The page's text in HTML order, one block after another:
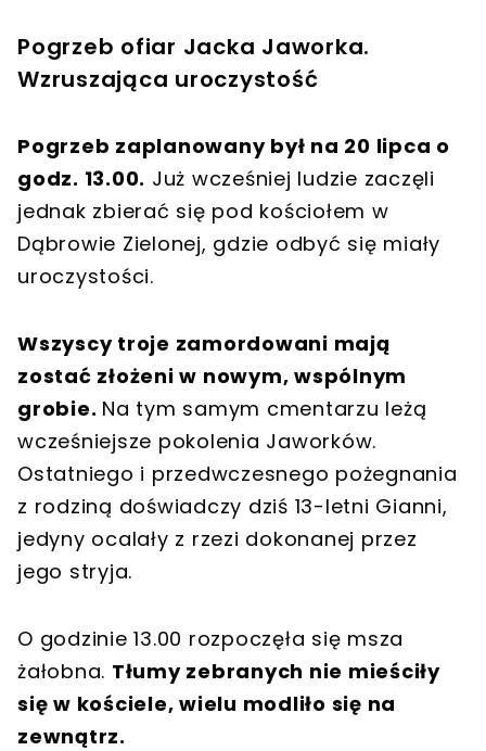
Pogrzeb ofiar Jacka Jaworka.
Wzruszająca uroczystość
Pogrzeb zaplanowany był na 20 lipca o
godz. 13.00. Już wcześniej ludzie zaczęli
jednak zbierać się pod kościołem w
Dąbrowie Zielonej, gdzie odbyć się miały
uroczystości.
Wszyscy troje zamordowani mają
zostać złożeni w nowym, wspólnym
grobie. Na tym samym cmentarzu leżą
wcześniejsze pokolenia Jaworków.
Ostatniego i przedwczesnego pożegnania
z rodziną doświadczy dziś 13-letni Gianni,
jedyny ocalały z rzezi dokonanej przez
jego stryja.
O godzinie 13.00 rozpoczęła się msza
żałobna. Tłumy zebranych nie mieściły
się w kościele, wielu modliło się na
zewnątrz.